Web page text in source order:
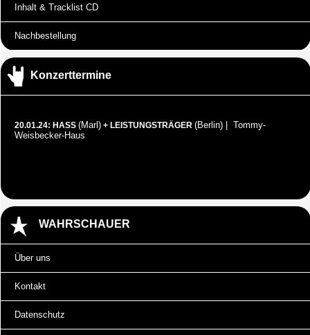
Inhalt & Tracklist CD
Nachbestellung
Konzerttermine
20.01.24: HASS (Marl) + LEISTUNGSTRÄGER (Berlin) | Tommy-
Weisbecker-Haus
WAHRSCHAUER
Über uns
Kontakt
Datenschutz